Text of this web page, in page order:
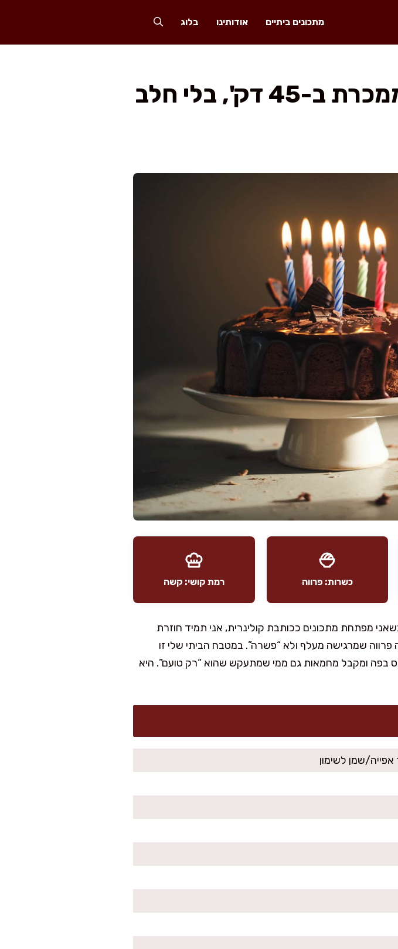
מתכונים ביתיים אודותינו בלוג
עוגת שוקולד יום הולדת ממכרת ב-45 דק', בלי חלב
כשרות: פרווה רמת קושי: קשה
מפתחת מתכונים ככותבת קולינרית, אני תמיד חוזרת
שמרגישה מעלף ולא “פשרה”. במטבח הביתי שלי זו
בפה ומקבל מחמאות גם ממי שמתעקש שהוא “רק טועם”. היא